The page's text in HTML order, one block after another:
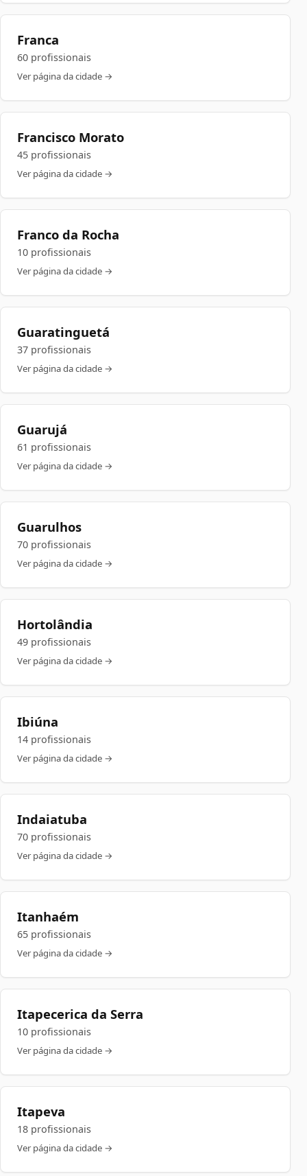
Franca
60 profissionais
Ver página da cidade →
Francisco Morato
45 profissionais
Ver página da cidade →
Franco da Rocha
10 profissionais
Ver página da cidade →
Guaratinguetá
37 profissionais
Ver página da cidade →
Guarujá
61 profissionais
Ver página da cidade →
Guarulhos
70 profissionais
Ver página da cidade →
Hortolândia
49 profissionais
Ver página da cidade →
Ibiúna
14 profissionais
Ver página da cidade →
Indaiatuba
70 profissionais
Ver página da cidade →
Itanhaém
65 profissionais
Ver página da cidade →
Itapecerica da Serra
10 profissionais
Ver página da cidade →
Itapeva
18 profissionais
Ver página da cidade →